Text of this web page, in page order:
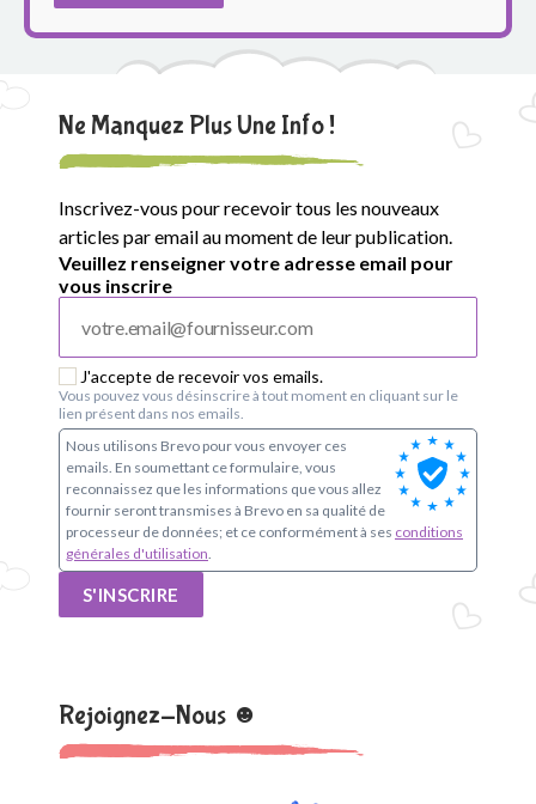
e
Ne Manquez Plus Une Info !
Inscrivez-vous pour recevoir tous les nouveaux
articles par email au moment de leur publication.
Veuillez renseigner votre adresse email pour
vous inscrire
J'accepte de recevoir vos emails.
Vous pouvez vous désinscrire à tout moment en cliquant sur le
lien présent dans nos emails.
Nous utilisons Brevo pour vous envoyer ces
emails. En soumettant ce formulaire, vous
reconnaissez que les informations que vous allez
fournir seront transmises à Brevo en sa qualité de
processeur de données; et ce conformément à ses conditions
générales d'utilisation.
S'INSCRIRE
Rejoignez-Nous ☻